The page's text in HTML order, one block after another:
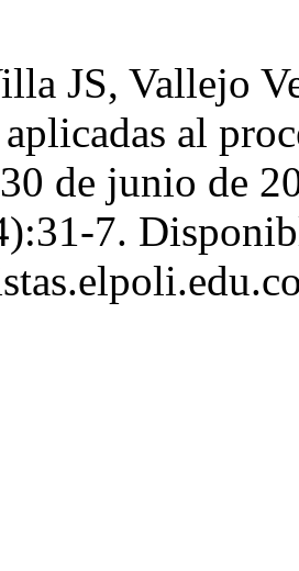
JS, Vallejo
al
de junio de
7.